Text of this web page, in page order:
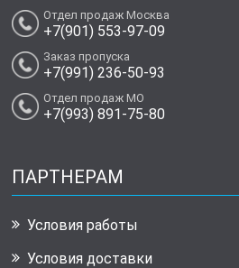
Отдел продаж Москва
+7(901) 553-97-09
Заказ пропуска
+7(991) 236-50-93
Отдел продаж МО
+7(993) 891-75-80
ПАРТНЕРАМ
Условия работы
Условия доставки